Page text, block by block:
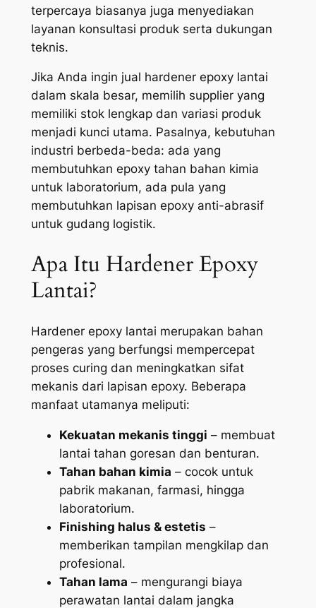
terpercaya biasanya juga menyediakan
layanan konsultasi produk serta dukungan
teknis.
Jika Anda ingin jual hardener epoxy lantai
dalam skala besar, memilih supplier yang
memiliki stok lengkap dan variasi produk
menjadi kunci utama. Pasalnya, kebutuhan
industri berbeda-beda: ada yang
membutuhkan epoxy tahan bahan kimia
untuk laboratorium, ada pula yang
membutuhkan lapisan epoxy anti-abrasif
untuk gudang logistik.
Apa Itu Hardener Epoxy
Lantai?
Hardener epoxy lantai merupakan bahan
pengeras yang berfungsi mempercepat
proses curing dan meningkatkan sifat
mekanis dari lapisan epoxy. Beberapa
manfaat utamanya meliputi:
Kekuatan mekanis tinggi – membuat
lantai tahan goresan dan benturan.
Tahan bahan kimia – cocok untuk
pabrik makanan, farmasi, hingga
laboratorium.
Finishing halus & estetis –
memberikan tampilan mengkilap dan
profesional.
Tahan lama – mengurangi biaya
perawatan lantai dalam jangka